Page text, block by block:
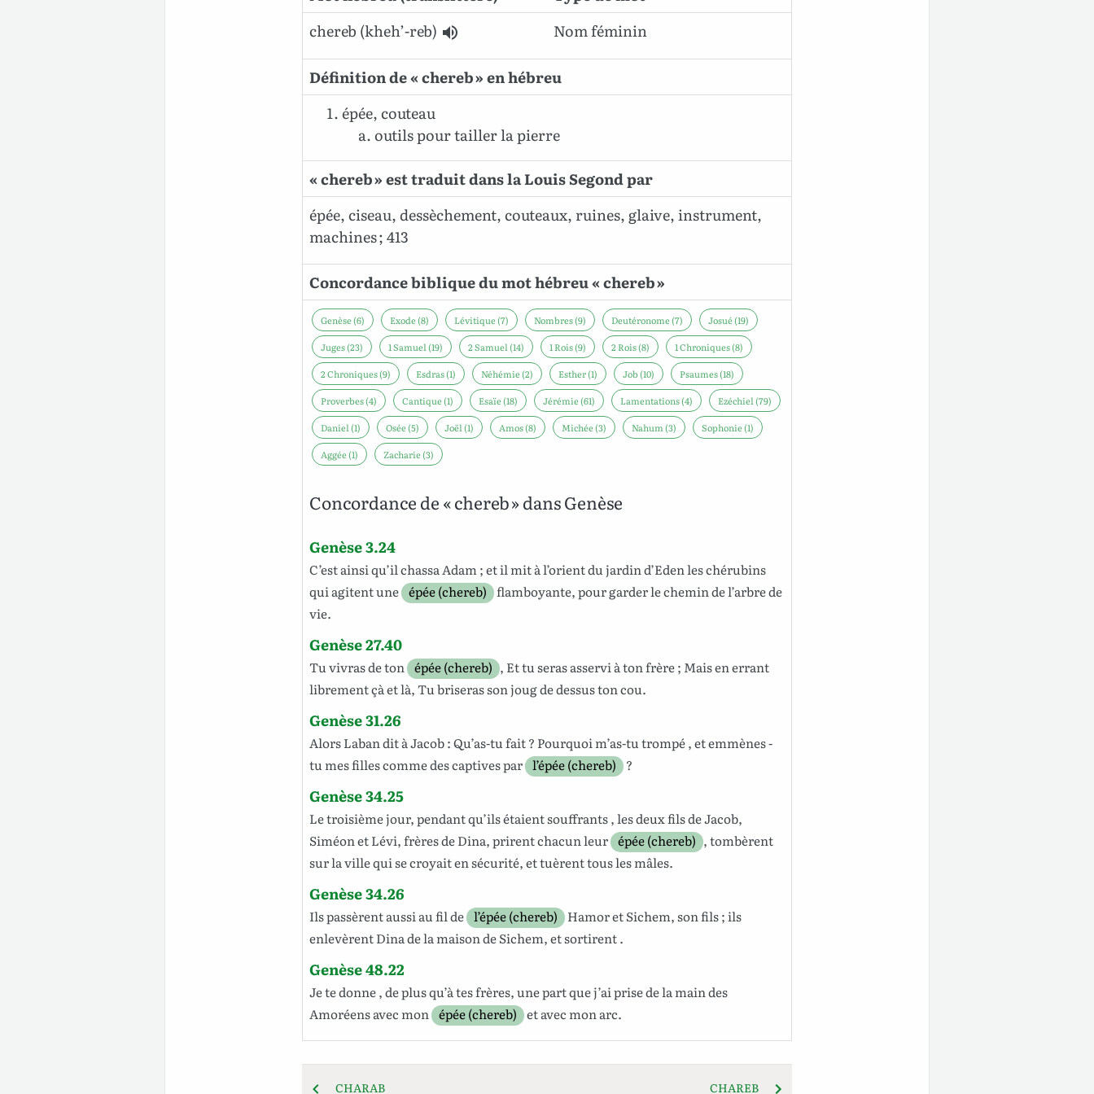
chereb (kheh’-reb) Nom féminin
Définition de « chereb » en hébreu
épée, couteau
outils pour tailler la pierre
« chereb » est traduit dans la Louis Segond par
épée, ciseau, dessèchement, couteaux, ruines, glaive, instrument,
machines ; 413
Concordance biblique du mot hébreu « chereb »
Genèse (6) Exode (8) Lévitique (7) Nombres (9) Deutéronome (7) Josué (19)
Juges (23) 1 Samuel (19) 2 Samuel (14) 1 Rois (9) 2 Rois (8) 1 Chroniques (8)
2 Chroniques (9) Esdras (1) Néhémie (2) Esther (1) Job (10) Psaumes (18)
Proverbes (4) Cantique (1) Esaïe (18) Jérémie (61) Lamentations (4) Ezéchiel (79)
Daniel (1) Osée (5) Joël (1) Amos (8) Michée (3) Nahum (3) Sophonie (1)
Aggée (1) Zacharie (3)
Concordance de « chereb » dans Genèse
Genèse 3.24
C’est ainsi qu’ilchassaAdam; et ilmitàl’orientdujardind’Edenleschérubins
quiagitentune épée (chereb) flamboyante, pourgarderlechemindel’arbrede
vie.
Genèse 27.40
Tuvivrasde ton épée (chereb) , Et tu serasasservià tonfrère; Mais en errant
librementçà et là, Tubriserassonjougde dessus toncou.
Genèse 31.26
AlorsLabanditàJacob: Qu’as-tufait? Pourquoi m’as-tutrompé, etemmènes-
tu mesfillescomme descaptivespar l’épée (chereb) ?
Genèse 34.25
Letroisièmejour, pendant qu’ils étaientsouffrants, lesdeuxfilsdeJacob,
SiméonetLévi,frèresdeDina,prirentchacunleur épée (chereb) ,tombèrent
sur lavillequi se croyait ensécurité, ettuèrenttous lesmâles.
Genèse 34.26
Ilspassèrentaussi aufilde l’épée (chereb) HamoretSichem, sonfils; ils
enlevèrentDinade lamaisondeSichem, etsortirent.
Genèse 48.22
Je tedonne, de plus qu’à tesfrères,unepartque j’aiprisede lamaindes
Amoréensavec mon épée (chereb) et avec monarc.
CHARAB CHAREB